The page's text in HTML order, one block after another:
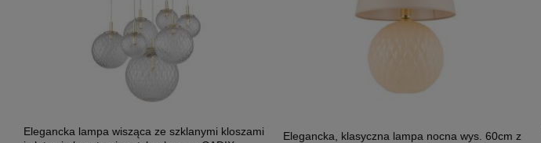
Elegancka lampa wisząca ze szklanymi kloszami
Elegancka, klasyczna lampa nocna wys. 60cm z